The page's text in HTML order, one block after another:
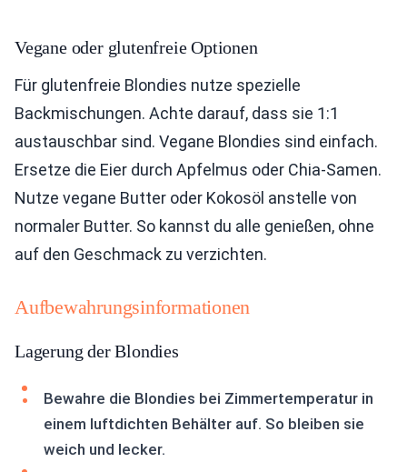
Vegane oder glutenfreie Optionen
Für glutenfreie Blondies nutze spezielle
Backmischungen. Achte darauf, dass sie 1:1
austauschbar sind. Vegane Blondies sind einfach.
Ersetze die Eier durch Apfelmus oder Chia-Samen.
Nutze vegane Butter oder Kokosöl anstelle von
normaler Butter. So kannst du alle genießen, ohne
auf den Geschmack zu verzichten.
Aufbewahrungsinformationen
Lagerung der Blondies
Bewahre die Blondies bei Zimmertemperatur in
einem luftdichten Behälter auf. So bleiben sie
weich und lecker.